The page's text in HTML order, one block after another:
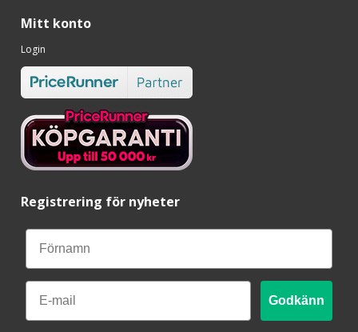
Mitt konto
Login
Registrering för nyheter
Email
Godkänn